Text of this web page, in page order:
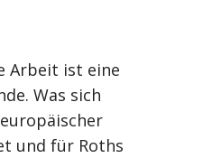
Arbeit ist eine
Was sich
und für Roths